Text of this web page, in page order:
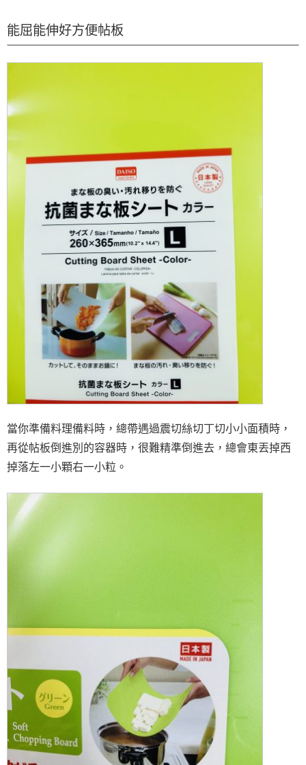
能屈能伸好方便帖板
當你準備料理備料時，總帶遇過震切絲切丁切小小面積時，
再從帖板倒進別的容器時，很難精準倒進去，總會東丟掉西
掉落左一小顆右一小粒。